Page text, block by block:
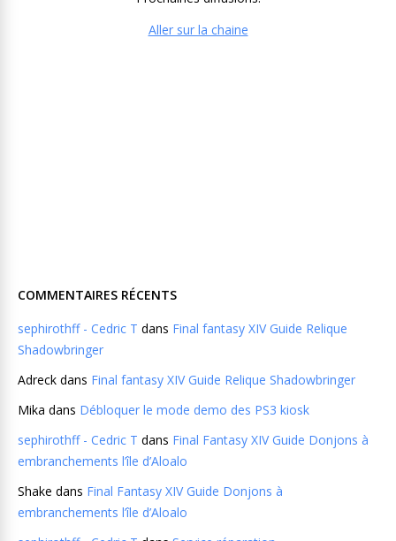
Aller sur la chaine
COMMENTAIRES RÉCENTS
sephirothff - Cedric T dans Final fantasy XIV Guide Relique
Shadowbringer
Adreck dans Final fantasy XIV Guide Relique Shadowbringer
Mika dans Débloquer le mode demo des PS3 kiosk
sephirothff - Cedric T dans Final Fantasy XIV Guide Donjons à
embranchements l’île d’Aloalo
Shake dans Final Fantasy XIV Guide Donjons à
embranchements l’île d’Aloalo